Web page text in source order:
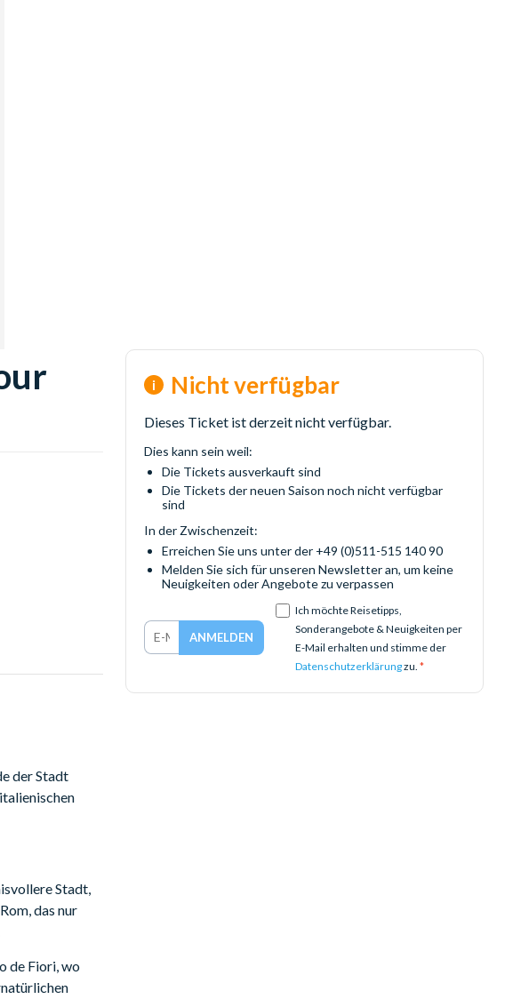
Nicht verfügbar
Dieses Ticket ist derzeit nicht verfügbar.
Dies kann sein weil:
Die Tickets ausverkauft sind
Die Tickets der neuen Saison noch nicht verfügbar
sind
In der Zwischenzeit:
Erreichen Sie uns unter der +49 (0)511-515 140 90
Melden Sie sich für unseren Newsletter an, um keine
Neuigkeiten oder Angebote zu verpassen
Ich möchte Reisetipps,
Sonderangebote & Neuigkeiten per
E-Mail erhalten und stimme der
Datenschutzerklärungzu.
der Stadt
Stadt,
das nur
de Fiori, wo